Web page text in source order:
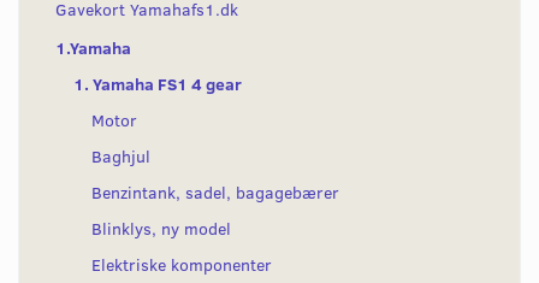
Gavekort Yamahafs1.dk
1.Yamaha
1. Yamaha FS1 4 gear
Motor
Baghjul
Benzintank, sadel, bagagebærer
Blinklys, ny model
Elektriske komponenter